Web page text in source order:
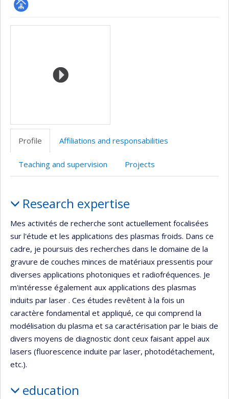
Page
Media
Profile Affiliations and responsabilities
Teaching and supervision Projects
Research expertise
Mes activités de recherche sont actuellement focalisées
sur l'étude et les applications des plasmas froids. Dans ce
cadre, je poursuis des recherches dans le domaine de la
gravure de couches minces de matériaux pressentis pour
diverses applications photoniques et radiofréquences. Je
m'intéresse également aux applications des plasmas
induits par laser . Ces études revêtent à la fois un
caractère fondamental et appliqué, ce qui comprend la
modélisation du plasma et sa caractérisation par le biais de
divers moyens de diagnostic dont ceux faisant appel aux
lasers (fluorescence induite par laser, photodétachement,
etc.).
education